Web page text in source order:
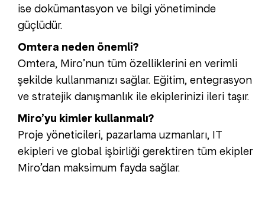
ise dokümantasyon ve bilgi yönetiminde
güçlüdür.
Omtera neden önemli?
Omtera, Miro’nun tüm özelliklerini en verimli
şekilde kullanmanızı sağlar. Eğitim, entegrasyon
ve stratejik danışmanlık ile ekiplerinizi ileri taşır.
Miro’yu kimler kullanmalı?
Proje yöneticileri, pazarlama uzmanları, IT
ekipleri ve global işbirliği gerektiren tüm ekipler
Miro’dan maksimum fayda sağlar.